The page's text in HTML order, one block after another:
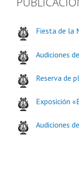
Fiesta de la
Audiciones
Reserva de
Exposición
Audiciones